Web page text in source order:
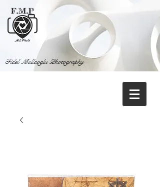
Fidel Mullaoglu Photography